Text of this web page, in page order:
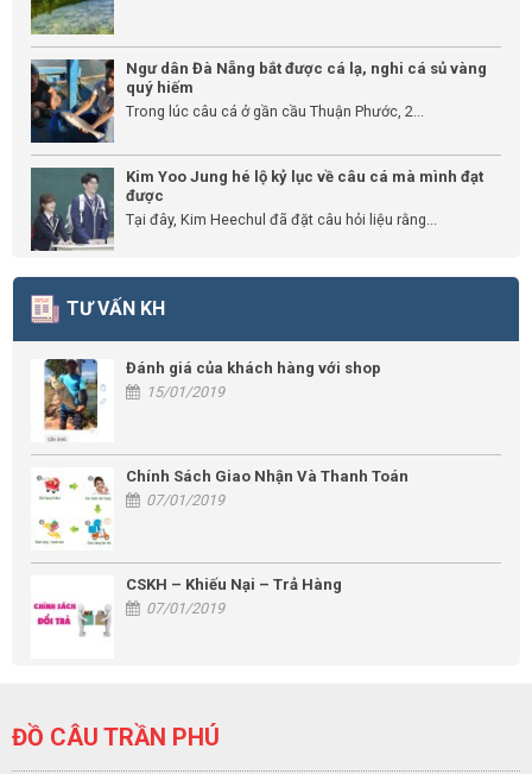
Ngư dân Đà Nẵng bắt được cá lạ, nghi cá sủ vàng
quý hiếm
Trong lúc câu cá ở gần cầu Thuận Phước, 2...
Kim Yoo Jung hé lộ kỷ lục về câu cá mà mình đạt
được
Tại đây, Kim Heechul đã đặt câu hỏi liệu rằng...
TƯ VẤN KH
Đánh giá của khách hàng với shop
15/01/2019
Chính Sách Giao Nhận Và Thanh Toán
07/01/2019
CSKH – Khiếu Nại – Trả Hàng
07/01/2019
ĐỒ CÂU TRẦN PHÚ